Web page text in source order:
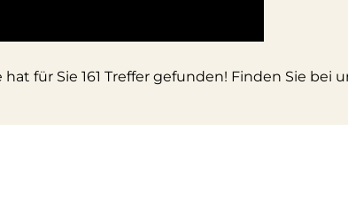
für Sie 161 Treffer gefunden! Finden Sie